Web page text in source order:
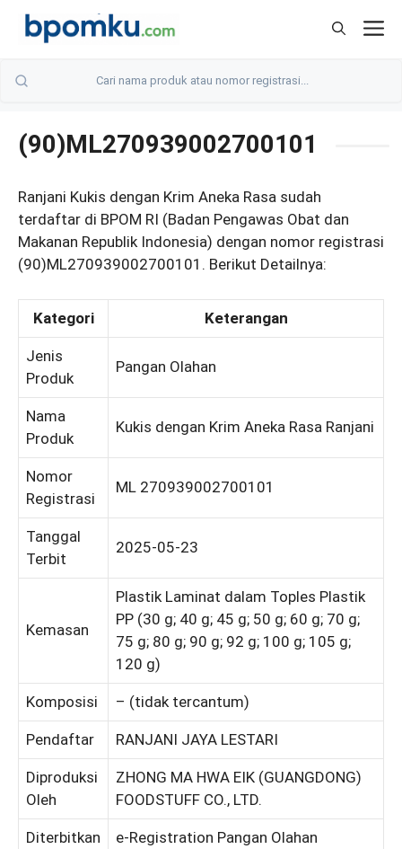
Skip
(90)ML270939002700101
Ranjani Kukis dengan Krim Aneka Rasa sudah
terdaftar di BPOM RI (Badan Pengawas Obat dan
Makanan Republik Indonesia) dengan nomor registrasi
(90)ML270939002700101. Berikut Detailnya:
Kategori Keterangan
Jenis
Produk
Pangan Olahan
Nama
Produk
Kukis dengan Krim Aneka Rasa Ranjani
Nomor
Registrasi
ML 270939002700101
Tanggal
Terbit
2025-05-23
Kemasan
Plastik Laminat dalam Toples Plastik
PP (30 g; 40 g; 45 g; 50 g; 60 g; 70 g;
75 g; 80 g; 90 g; 92 g; 100 g; 105 g;
120 g)
Komposisi – (tidak tercantum)
Pendaftar RANJANI JAYA LESTARI
Diproduksi
Oleh
ZHONG MA HWA EIK (GUANGDONG)
FOODSTUFF CO., LTD.
Diterbitkan
e-Registration Pangan Olahan